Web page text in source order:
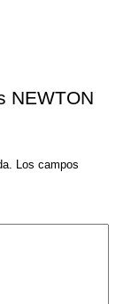
NEWTON
Los campos